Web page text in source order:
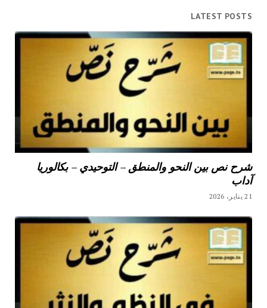
LATEST POSTS
شرح نص بين النحو والمنطق – التوحيدي – بكالوريا
آداب
21 يناير، 2026